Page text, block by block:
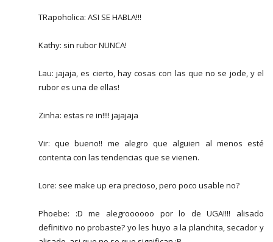
TRapoholica: ASI SE HABLA!!!
Kathy: sin rubor NUNCA!
Lau: jajaja, es cierto, hay cosas con las que no se jode, y el
rubor es una de ellas!
Zinha: estas re in!!!! jajajaja
Vir: que bueno!! me alegro que alguien al menos esté
contenta con las tendencias que se vienen.
Lore: see make up era precioso, pero poco usable no?
Phoebe: :D me alegroooooo por lo de UGA!!!! alisado
definitivo no probaste? yo les huyo a la planchita, secador y